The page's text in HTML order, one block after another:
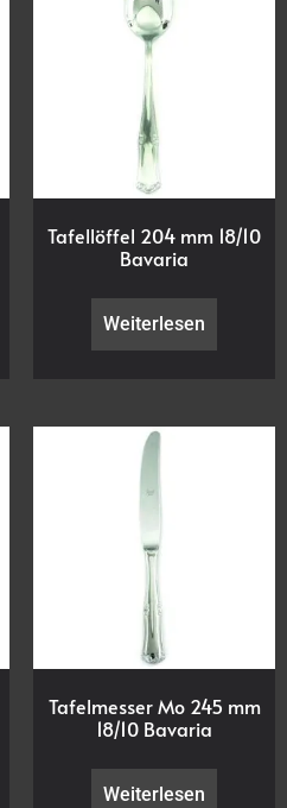
Tafellöffel 204 mm 18/10
Bavaria
Weiterlesen
Tafelmesser Mo 245 mm
18/10 Bavaria
Weiterlesen